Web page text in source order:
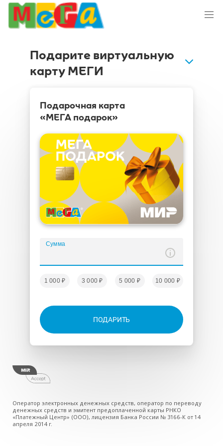
Подарите виртуальную
карту МЕГИ
Подарочная карта
«МЕГА подарок»
Сумма
1 000 ₽ 3 000 ₽ 5 000 ₽ 10 000 ₽
ПОДАРИТЬ
Оператор электронных денежных средств, оператор по переводу
денежных средств и эмитент предоплаченной карты РНКО
«Платежный Центр» (ООО), лицензия Банка России № 3166-К от 14
апреля 2014 г.